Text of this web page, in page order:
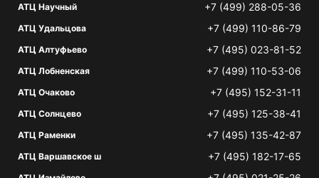
АТЦ Научный +7 (499) 288-05-36
АТЦ Удальцова +7 (499) 110-86-79
АТЦ Алтуфьево +7 (495) 023-81-52
АТЦ Лобненская +7 (499) 110-53-06
АТЦ Очаково +7 (495) 152-31-11
АТЦ Солнцево +7 (495) 125-38-41
АТЦ Раменки +7 (495) 135-42-87
АТЦ Варшавское ш +7 (495) 182-17-65